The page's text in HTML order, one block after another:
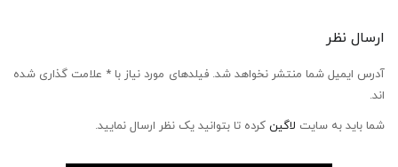
ارسال نظر
آدرس ایمیل شما منتشر نخواهد شد. فیلدهای مورد نیاز با * علامت گذاری شده
اند.
شما باید به سایت لاگین کرده تا بتوانید یک نظر ارسال نمایید.